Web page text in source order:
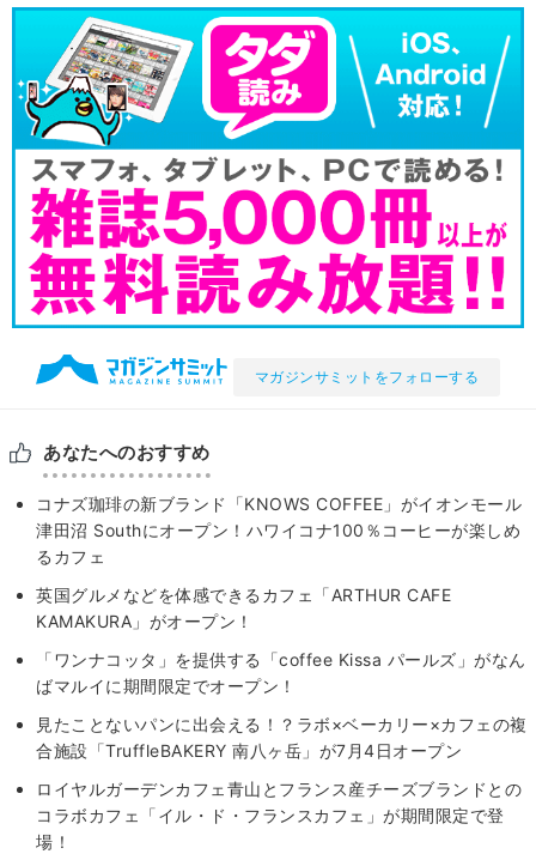
マガジンサミットをフォローする
あなたへのおすすめ
コナズ珈琲の新ブランド「KNOWS COFFEE」がイオンモール
津田沼 Southにオープン！ハワイコナ100％コーヒーが楽しめ
るカフェ
英国グルメなどを体感できるカフェ「ARTHUR CAFE
KAMAKURA」がオープン！
「ワンナコッタ」を提供する「coffee Kissa パールズ」がなん
ばマルイに期間限定でオープン！
見たことないパンに出会える！？ラボ×ベーカリー×カフェの複
合施設「TruffleBAKERY 南八ヶ岳」が7月4日オープン
ロイヤルガーデンカフェ青山とフランス産チーズブランドとの
コラボカフェ「イル・ド・フランスカフェ」が期間限定で登
場！